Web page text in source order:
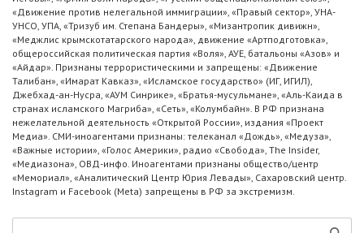
«Движение против нелегальной иммиграции», «Правый сектор», УНА-
УНСО, УПА, «Тризуб им. Степана Бандеры», «Мизантропик дивижн»,
«Меджлис крымскотатарского народа», движение «Артподготовка»,
общероссийская политическая партия «Воля», АУЕ, батальоны «Азов» и
«Айдар». Признаны террористическими и запрещены: «Движение
Талибан», «Имарат Кавказ», «Исламское государство» (ИГ, ИГИЛ),
Джебхад-ан-Нусра, «АУМ Синрике», «Братья-мусульмане», «Аль-Каида в
странах исламского Магриба», «Сеть», «Колумбайн». В РФ признана
нежелательной деятельность «Открытой России», издания «Проект
Медиа». СМИ-иноагентами признаны: телеканал «Дождь», «Медуза»,
«Важные истории», «Голос Америки», радио «Свобода», The Insider,
«Медиазона», ОВД-инфо. Иноагентами признаны общество/центр
«Мемориал», «Аналитический Центр Юрия Левады», Сахаровский центр.
Instagram и Facebook (Metа) запрещены в РФ за экстремизм.